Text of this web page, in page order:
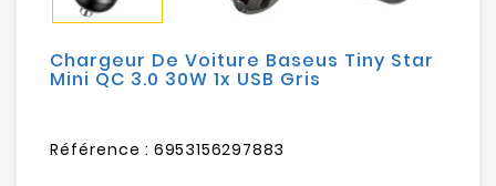
Loisirs
Chargeur De Voiture Baseus Tiny Star
Mini QC 3.0 30W 1x USB Gris
Référence : 6953156297883